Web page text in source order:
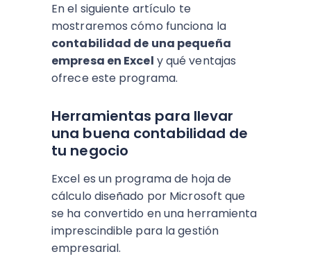
En el siguiente artículo te
mostraremos cómo funciona la
contabilidad de una pequeña
empresa en Excel y qué ventajas
ofrece este programa.
Herramientas para llevar
una buena contabilidad de
tu negocio
Excel es un programa de hoja de
cálculo diseñado por Microsoft que
se ha convertido en una herramienta
imprescindible para la gestión
empresarial.